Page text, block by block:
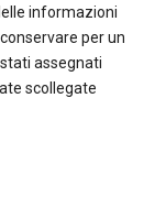
informazioni
per un
assegnati
scollegate